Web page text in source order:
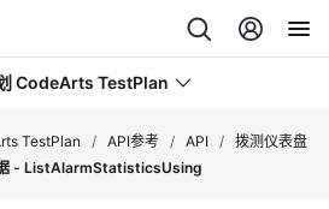
CodeArts TestPlan
TestPlan / API参考 / API / 拨测仪表盘
- ListAlarmStatisticsUsing